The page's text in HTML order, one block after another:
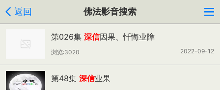
返回 佛法影音搜索
第026集 深信因果、忏悔业障
2022-09-12
浏览:3020
第48集 深信业果